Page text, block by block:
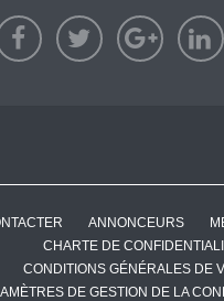
ANNONCEURS
CHARTE DE
CONDITIONS GÉNÉRALES DE
DE GESTION DE LA